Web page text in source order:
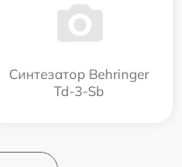
Синтезатор Behringer
Td-3-Sb